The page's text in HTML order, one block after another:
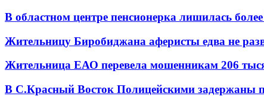
В областном центре пенсионерка лишилась
Жительницу Биробиджана аферисты едва не
Жительница ЕАО перевела мошенникам 206
В С.Красный Восток Полицейскими задержаны